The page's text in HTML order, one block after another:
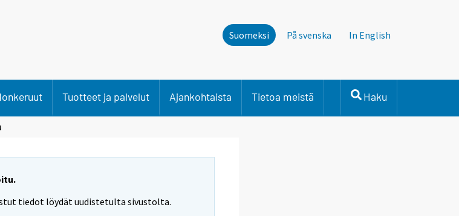
Suomeksi På svenska In English
Tuotteet ja palvelut Ajankohtaista Tietoa meistä Haku
tiedot löydät uudistetulta sivustolta.